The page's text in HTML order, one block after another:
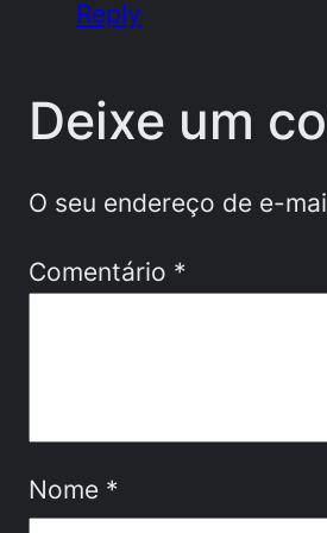
Reply
Deixe um
O seu endereço de e-
Comentário *
Nome *